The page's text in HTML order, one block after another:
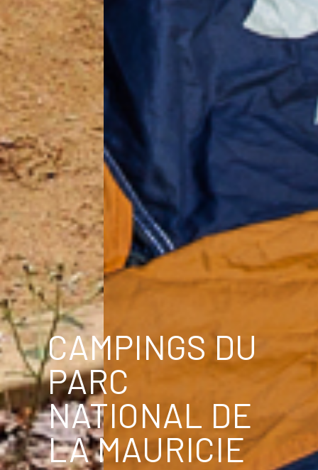
CAMPINGS DU
PARC
NATIONAL DE
LA MAURICIE